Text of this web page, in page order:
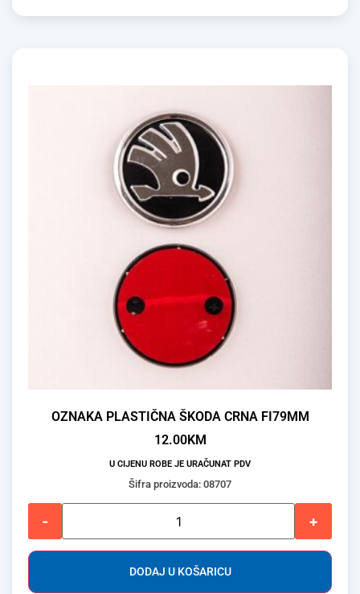
OZNAKA PLASTIČNA ŠKODA CRNA FI79MM
12.00KM
U CIJENU ROBE JE URAČUNAT PDV
Šifra proizvoda: 08707
- +
DODAJ U KOŠARICU